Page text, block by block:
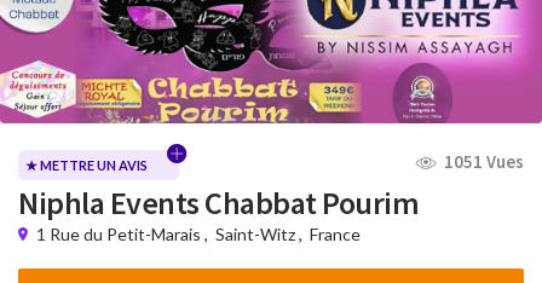
★ METTRE UN AVIS 1051 Vues
Niphla Events Chabbat Pourim
1 Rue du Petit-Marais , Saint-Witz, France